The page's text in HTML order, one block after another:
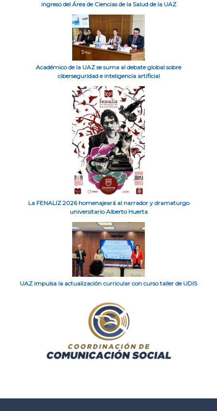
ingreso del Área de Ciencias de la Salud de la UAZ
Académico de la UAZ se suma al debate global sobre
ciberseguridad e inteligencia artificial
La FENALIZ 2026 homenajeará al narrador y dramaturgo
universitario Alberto Huerta
UAZ impulsa la actualización curricular con curso taller de UDIS